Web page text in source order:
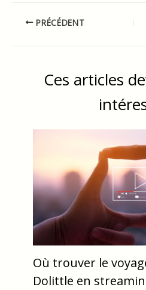
PRÉCÉDENT
Ces articles
Où trouver le
Dolittle en